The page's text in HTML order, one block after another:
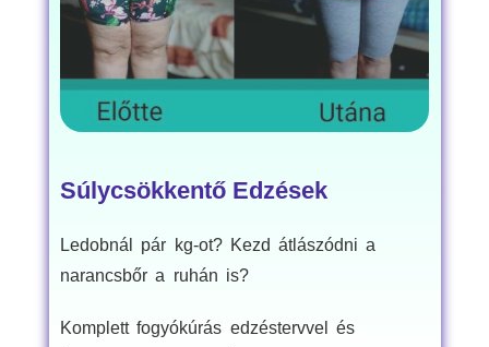
Súlycsökkentő Edzések
Ledobnál pár kg-ot? Kezd átlászódni a
narancsbőr a ruhán is?
Komplett fogyókúrás edzéstervvel és